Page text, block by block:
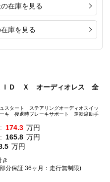
在庫を見る
庫を見る
ＩＤ Ｘ オーディオレス 全
タート ステアリングオーディオスイッ
キ 後退時ブレーキサポート 運転席助手
174.3 万円
165.8 万円
万円
き
分保証 36ヶ月：走行無制限)